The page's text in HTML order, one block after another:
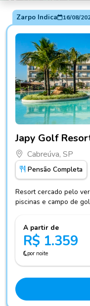
Zarpo Indica 16/08/
Japy Golf
Cabreúva, SP
Pensão Completa
Resort cercado pelo
piscinas e campo de
A partir de
R$ 1.359
por noite